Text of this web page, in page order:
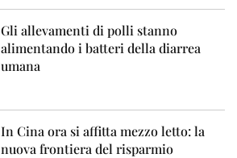
Gli allevamenti di polli stanno
alimentando i batteri della diarrea
umana
In Cina ora si affitta mezzo letto: la
nuova frontiera del risparmio